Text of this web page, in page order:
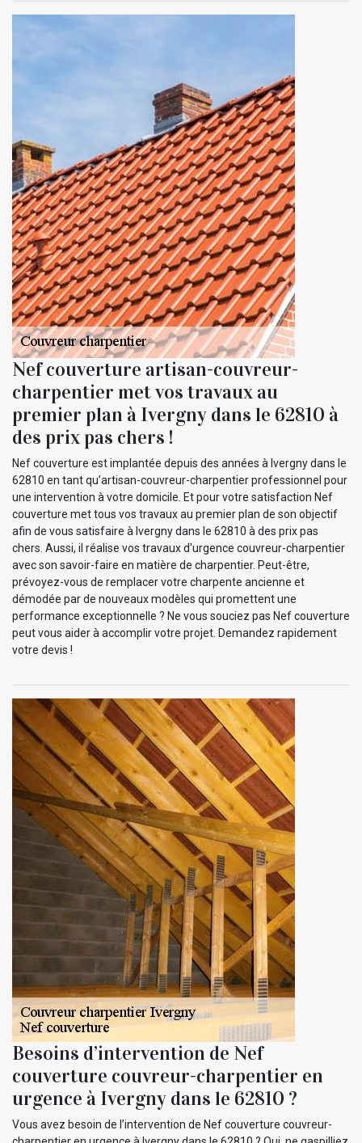
Nef couverture artisan-couvreur-
charpentier met vos travaux au
premier plan à Ivergny dans le 62810 à
des prix pas chers !
Nef couverture est implantée depuis des années à Ivergny dans le
62810 en tant qu’artisan-couvreur-charpentier professionnel pour
une intervention à votre domicile. Et pour votre satisfaction Nef
couverture met tous vos travaux au premier plan de son objectif
afin de vous satisfaire à Ivergny dans le 62810 à des prix pas
chers. Aussi, il réalise vos travaux d'urgence couvreur-charpentier
avec son savoir-faire en matière de charpentier. Peut-être,
prévoyez-vous de remplacer votre charpente ancienne et
démodée par de nouveaux modèles qui promettent une
performance exceptionnelle ? Ne vous souciez pas Nef couverture
peut vous aider à accomplir votre projet. Demandez rapidement
votre devis !
Besoins d’intervention de Nef
couverture couvreur-charpentier en
urgence à Ivergny dans le 62810 ?
Vous avez besoin de l’intervention de Nef couverture couvreur-